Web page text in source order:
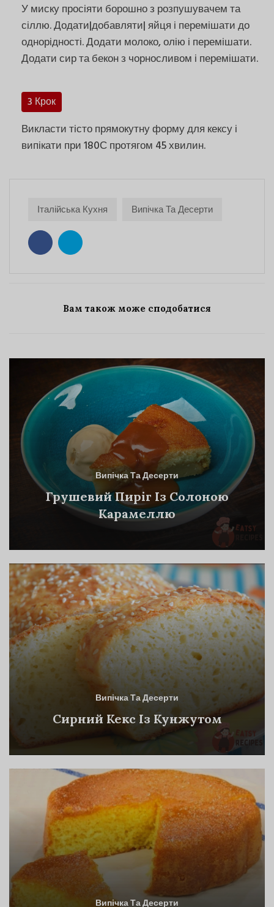
У миску просіяти борошно з розпушувачем та
сіллю. Додати|добавляти| яйця і перемішати до
однорідності. Додати молоко, олію і перемішати.
Додати сир та бекон з чорносливом і перемішати.
3 Крок
Викласти тісто прямокутну форму для кексу і
випікати при 180С протягом 45 хвилин.
Італійська Кухня Випічка Та Десерти
Вам також може сподобатися
Випічка Та Десерти
Грушевий Пиріг Із Солоною
Карамеллю
Випічка Та Десерти
Сирний Кекс Із Кунжутом
Випічка Та Десерти